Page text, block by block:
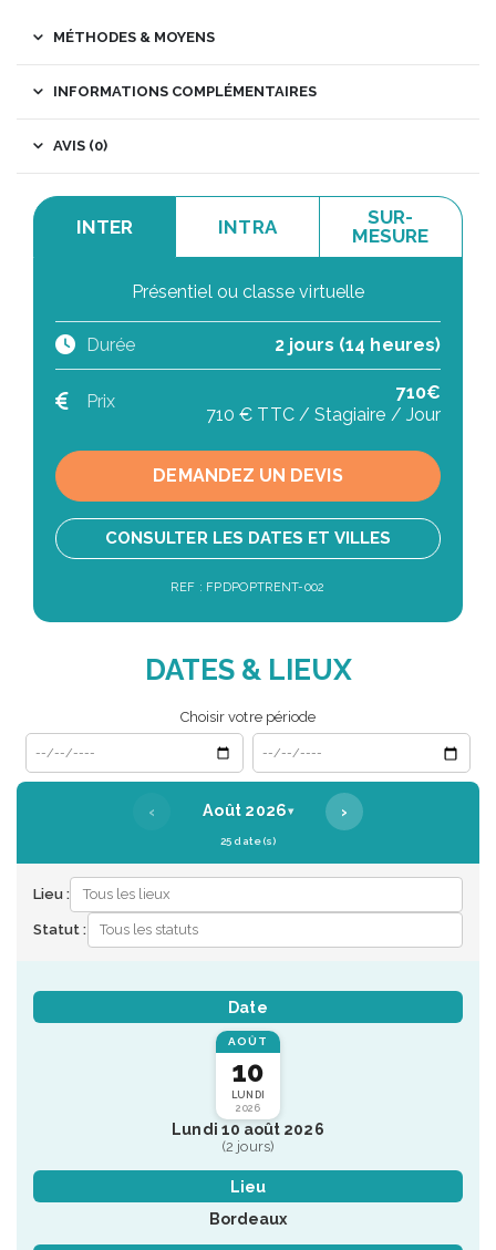
MÉTHODES & MOYENS
INFORMATIONS COMPLÉMENTAIRES
AVIS (0)
INTER INTRA
SUR-
MESURE
Présentiel ou classe virtuelle
Durée 2 jours (14 heures)
Prix
710€
710 € TTC / Stagiaire / Jour
DEMANDEZ UN DEVIS
CONSULTER LES DATES ET VILLES
REF : FPDPOPTRENT-002
DATES & LIEUX
Choisir votre période
Date de début
Date de fin
‹ Août 2026▾ ›
25 date(s)
Lieu :
Statut :
Date
AOÛT
10
LUNDI
2026
Lundi 10 août 2026
(2 jours)
Lieu
Bordeaux